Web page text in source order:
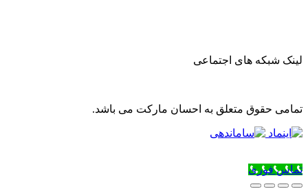
لینک شبکه های اجتماعی
تمامی حقوق متعلق به احسان مارکت می باشد.
تماس فوری